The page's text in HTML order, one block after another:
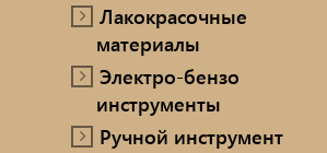
Лакокрасочные
материалы
Электро-бензо
инструменты
Ручной инструмент